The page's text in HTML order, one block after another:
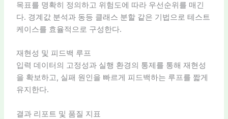
목표를 명확히 정의하고 위험도에 따라 우선순위를 매긴
다. 경계값 분석과 동등 클래스 분할 같은 기법으로 테스트
케이스를 효율적으로 구성한다.
재현성 및 피드백 루프
입력 데이터의 고정성과 실행 환경의 통제를 통해 재현성
을 확보하고, 실패 원인을 빠르게 피드백하는 루프를 짧게
유지한다.
결과 리포트 및 품질 지표